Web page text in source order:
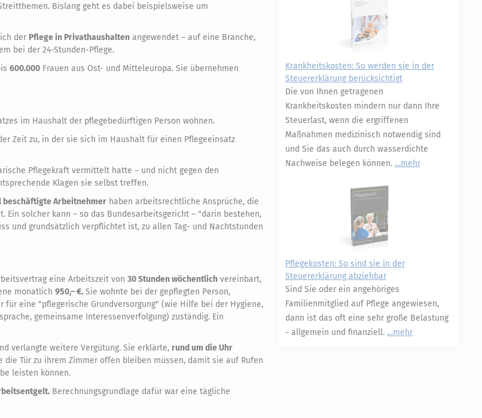
Bislang geht es dabei beispielsweise um
der Pflege in Privathaushalten angewendet – auf eine Branche,
bei der 24-Stunden-Pflege.
600.000 Frauen aus Ost- und Mitteleuropa. Sie übernehmen
im Haushalt der pflegebedürftigen Person wohnen.
Zeit zu, in der sie sich im Haushalt für einen Pflegeeinsatz
Pflegekraft vermittelt hatte – und nicht gegen den
Klagen sie selbst treffen.
beschäftigte Arbeitnehmer haben arbeitsrechtliche Ansprüche, die
solcher kann – so das Bundesarbeitsgericht – "darin bestehen,
und grundsätzlich verpflichtet ist, zu allen Tag- und Nachtstunden
eine Arbeitszeit von 30 Stunden wöchentlich vereinbart,
monatlich 950,– €. Sie wohnte bei der gepflegten Person,
eine "pflegerische Grundversorgung" (wie Hilfe bei der Hygiene,
gemeinsame Interessenverfolgung) zuständig. Ein
verlangte weitere Vergütung. Sie erklärte, rund um die Uhr
Tür zu ihrem Zimmer offen bleiben müssen, damit sie auf Rufen
leisten können.
Berechnungsgrundlage dafür war eine tägliche
Krankheitskosten: So werden sie in der
Steuererklärung berücksichtigt
Die von Ihnen getragenen
Krankheitskosten mindern nur dann Ihre
Steuerlast, wenn die ergriffenen
Maßnahmen medizinisch notwendig sind
und Sie das auch durch wasserdichte
Nachweise belegen können.
mehr
Pflegekosten: So sind sie in der
Steuererklärung abziehbar
Sind Sie oder ein angehöriges
Familienmitglied auf Pflege angewiesen,
dann ist das oft eine sehr große Belastung
- allgemein und finanziell.
mehr